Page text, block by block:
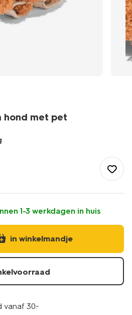
hond met pet
1-3 werkdagen in huis
in winkelmandje
vanaf 30.-